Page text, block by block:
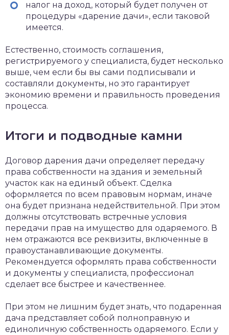
налог на доход, который будет получен от
процедуры «дарение дачи», если таковой
имеется.
Естественно, стоимость соглашения,
регистрируемого у специалиста, будет несколько
выше, чем если бы вы сами подписывали и
составляли документы, но это гарантирует
экономию времени и правильность проведения
процесса.
Итоги и подводные камни
Договор дарения дачи определяет передачу
права собственности на здания и земельный
участок как на единый объект. Сделка
оформляется по всем правовым нормам, иначе
она будет признана недействительной. При этом
должны отсутствовать встречные условия
передачи прав на имущество для одаряемого. В
нем отражаются все реквизиты, включенные в
правоустанавливающие документы.
Рекомендуется оформлять права собственности
и документы у специалиста, профессионал
сделает все быстрее и качественнее.
При этом не лишним будет знать, что подаренная
дача представляет собой полноправную и
единоличную собственность одаряемого. Если у